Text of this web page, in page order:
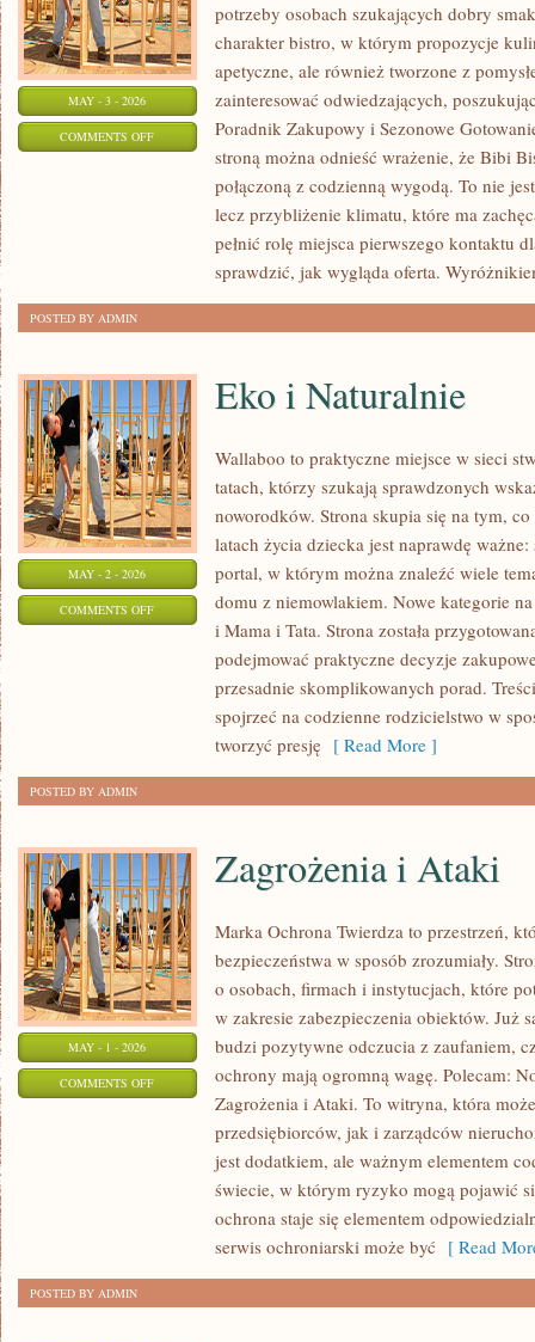
MAY - 3 - 2026
COMMENTS OFFON
PRZECHOWYWANIA
potrzeby osobach szukających dobry
charakter bistro, w którym propozycje
apetyczne, ale również tworzone z
zainteresować odwiedzających,
Poradnik Zakupowy i Sezonowe
stroną można odnieść wrażenie, że Bibi
połączoną z codzienną wygodą. To nie
lecz przybliżenie klimatu, które ma
pełnić rolę miejsca pierwszego kontaktu
sprawdzić, jak wygląda oferta.
POSTED BY ADMIN
MAY - 2 - 2026
COMMENTS OFFON
NATURALNIE
Eko i Naturalnie
Wallaboo to praktyczne miejsce w sieci
tatach, którzy szukają sprawdzonych
noworodków. Strona skupia się na tym,
latach życia dziecka jest naprawdę
portal, w którym można znaleźć wiele
domu z niemowlakiem. Nowe kategorie
i Mama i Tata. Strona została
podejmować praktyczne decyzje
przesadnie skomplikowanych porad.
spojrzeć na codzienne rodzicielstwo w
tworzyć presję [ Read More ]
POSTED BY ADMIN
MAY - 1 - 2026
COMMENTS OFFON
ZAGROŻENIA
Zagrożenia i Ataki
Marka Ochrona Twierdza to przestrzeń,
bezpieczeństwa w sposób zrozumiały.
o osobach, firmach i instytucjach, które
w zakresie zabezpieczenia obiektów. Już
budzi pozytywne odczucia z zaufaniem,
ochrony mają ogromną wagę. Polecam:
Zagrożenia i Ataki. To witryna, która
przedsiębiorców, jak i zarządców
jest dodatkiem, ale ważnym elementem
świecie, w którym ryzyko mogą pojawić
ochrona staje się elementem
serwis ochroniarski może być [ Read
POSTED BY ADMIN